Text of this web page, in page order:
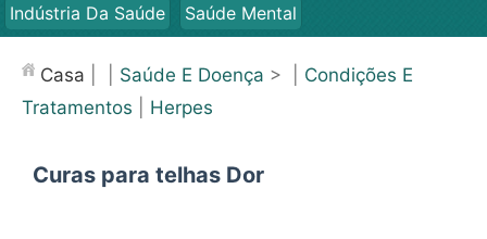
Indústria Da Saúde
Saúde Mental
Saúde
Casa Saúde E Doença > | Condições E
Tratamentos
Herpes
Curas para telhas Dor